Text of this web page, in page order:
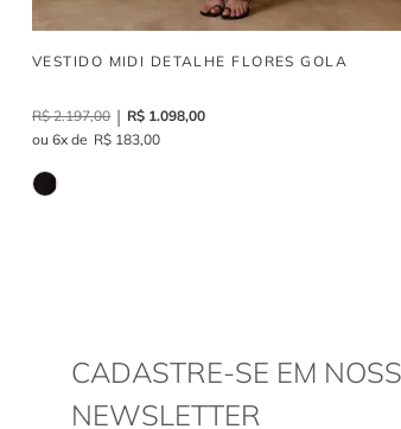
VESTIDO MIDI DETALHE FLORES GOLA
R$ 2.197,00 R$ 1.098,00
6
R$ 183,00
CADASTRE-SE EM
NEWSLETTER